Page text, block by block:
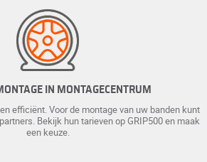
IN MONTAGECENTRUM
efficiënt. Voor de montage van uw banden kunt
Bekijk hun tarieven op GRIP500 en maak
een keuze.